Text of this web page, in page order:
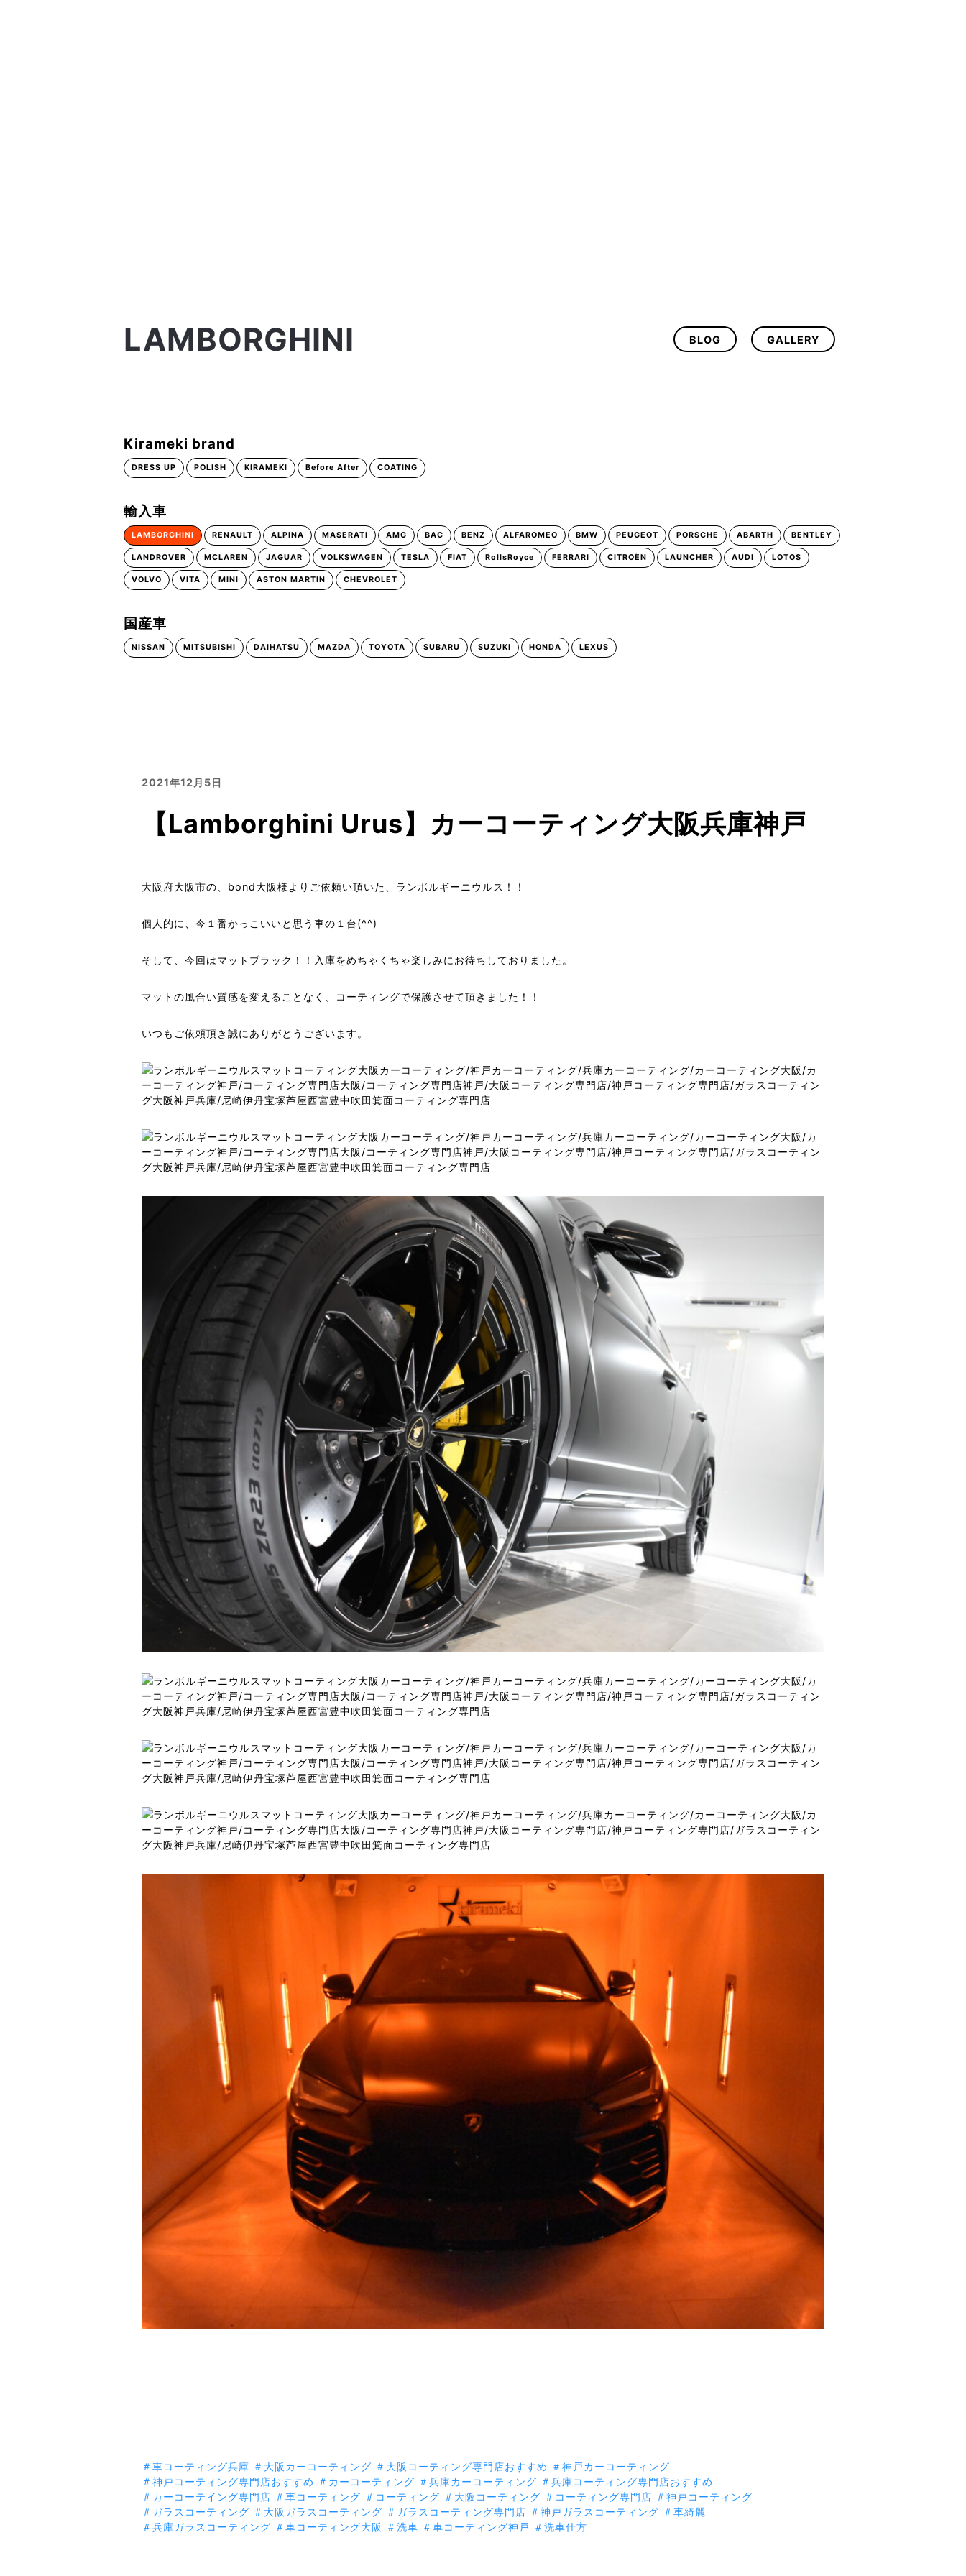
LAMBORGHINI BLOG GALLERY
Kirameki brand
DRESS UP POLISH KIRAMEKI Before After COATING
輸入車
LAMBORGHINI RENAULT ALPINA MASERATI AMG BAC BENZ ALFAROMEO BMW PEUGEOT PORSCHE ABARTH BENTLEY
LANDROVER MCLAREN JAGUAR VOLKSWAGEN TESLA FIAT RollsRoyce FERRARI CITROËN LAUNCHER AUDI LOTOS
VOLVO VITA MINI ASTON MARTIN CHEVROLET
国産車
NISSAN MITSUBISHI DAIHATSU MAZDA TOYOTA SUBARU SUZUKI HONDA LEXUS
2021年12月5日
【Lamborghini Urus】カーコーティング大阪兵庫神戸
大阪府大阪市の、bond大阪様よりご依頼い頂いた、ランボルギーニウルス！！
個人的に、今１番かっこいいと思う車の１台(^^)
そして、今回はマットブラック！！入庫をめちゃくちゃ楽しみにお待ちしておりました。
マットの風合い質感を変えることなく、コーティングで保護させて頂きました！！
いつもご依頼頂き誠にありがとうございます。
＃車コーティング兵庫 ＃大阪カーコーティング ＃大阪コーティング専門店おすすめ ＃神戸カーコーティング
＃神戸コーティング専門店おすすめ ＃カーコーティング ＃兵庫カーコーティング ＃兵庫コーティング専門店おすすめ
＃カーコーテイング専門店 ＃車コーティング ＃コーティング ＃大阪コーティング ＃コーティング専門店 ＃神戸コーティング
＃ガラスコーティング ＃大阪ガラスコーティング ＃ガラスコーティング専門店 ＃神戸ガラスコーティング ＃車綺麗
＃兵庫ガラスコーティング ＃車コーティング大阪
＃洗車 ＃車コーティング神戸 ＃洗車仕方